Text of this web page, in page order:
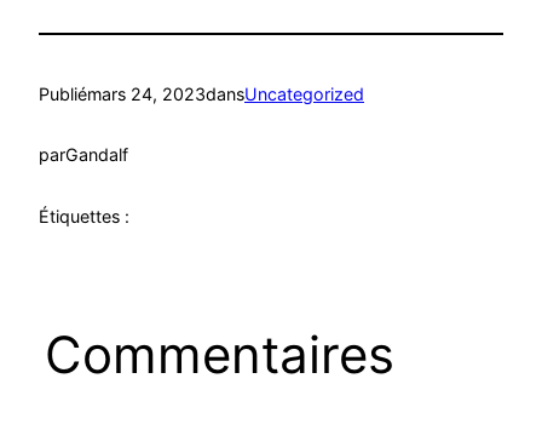
Publiémars 24, 2023dansUncategorized
parGandalf
Étiquettes :
Commentaires